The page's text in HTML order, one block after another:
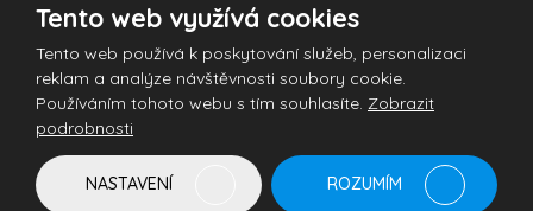
© 2026 INTRATECH družstvo - všechna práva vyhrazena
Tento web je chráněn pomocí Google ReCAPTCHA a platí pro něj
zásady ochrany osobních údajů
společnosti Google.
Vytvořila eBRÁNA
Tento web využívá cookies
Tento web používá k poskytování služeb, personalizaci
reklam a analýze návštěvnosti soubory cookie.
Používáním tohoto webu s tím souhlasíte. Zobrazit
podrobnosti
NASTAVENÍ ROZUMÍM